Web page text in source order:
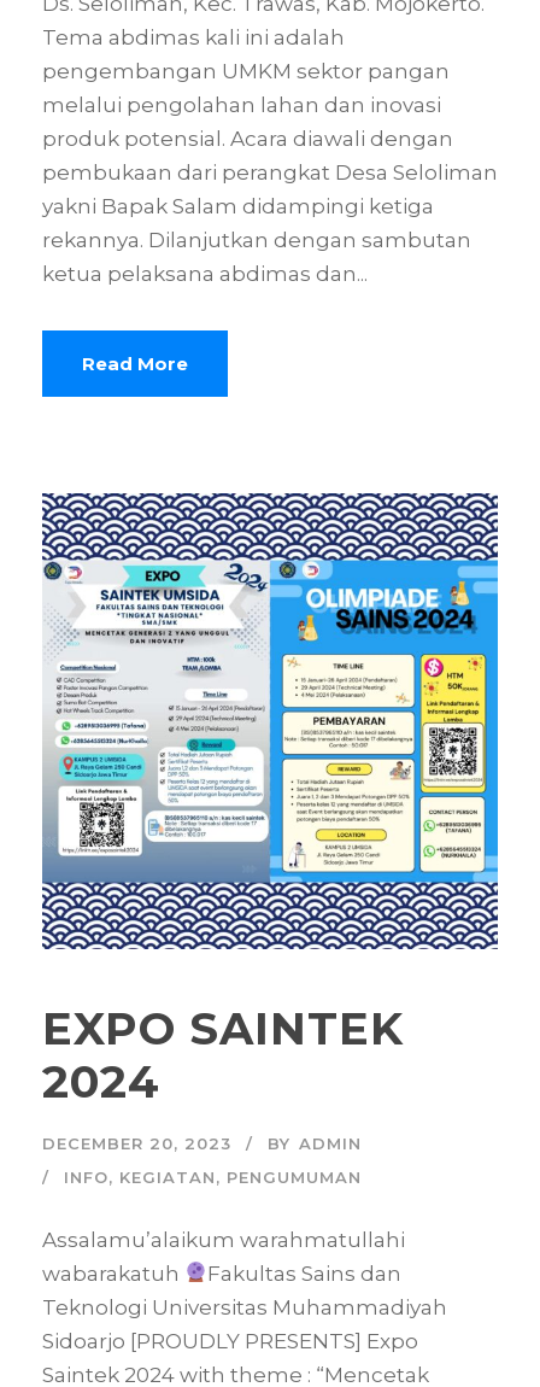
Tema abdimas kali ini adalah
pengembangan UMKM sektor pangan
melalui pengolahan lahan dan inovasi
produk potensial. Acara diawali dengan
pembukaan dari perangkat Desa Seloliman
yakni Bapak Salam didampingi ketiga
rekannya. Dilanjutkan dengan sambutan
ketua pelaksana abdimas dan...
Read More
EXPO SAINTEK
2024
DECEMBER 20, 2023 BY ADMIN
INFO, KEGIATAN, PENGUMUMAN
Assalamu’alaikum warahmatullahi
wabarakatuh
Fakultas Sains dan
Teknologi Universitas Muhammadiyah
Sidoarjo [PROUDLY PRESENTS] Expo
Saintek 2024 with theme : “Mencetak